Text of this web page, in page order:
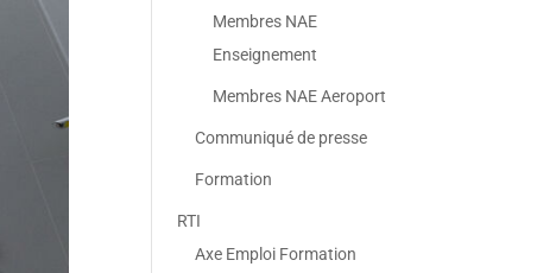
Membres NAE
Enseignement
Membres NAE Aeroport
Communiqué de presse
Formation
RTI
Axe Emploi Formation